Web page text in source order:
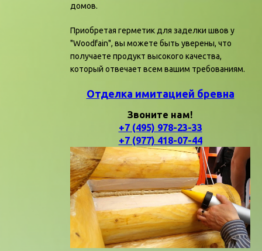
домов.
Приобретая герметик для заделки швов у
"Woodfain", вы можете быть уверены, что
получаете продукт высокого качества,
который отвечает всем вашим требованиям.
Отделка имитацией бревна
Звоните нам!
+7 (495) 978-23-33
+7 (977) 418-07-44